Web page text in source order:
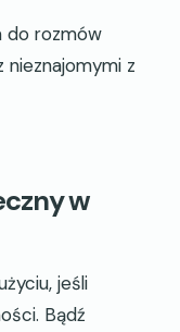
do rozmów
nieznajomymi z
w
jeśli
Bądź